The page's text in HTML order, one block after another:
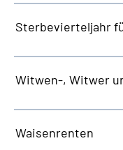
Sterbevierteljahr
Witwen-, Witwer
Waisenrenten